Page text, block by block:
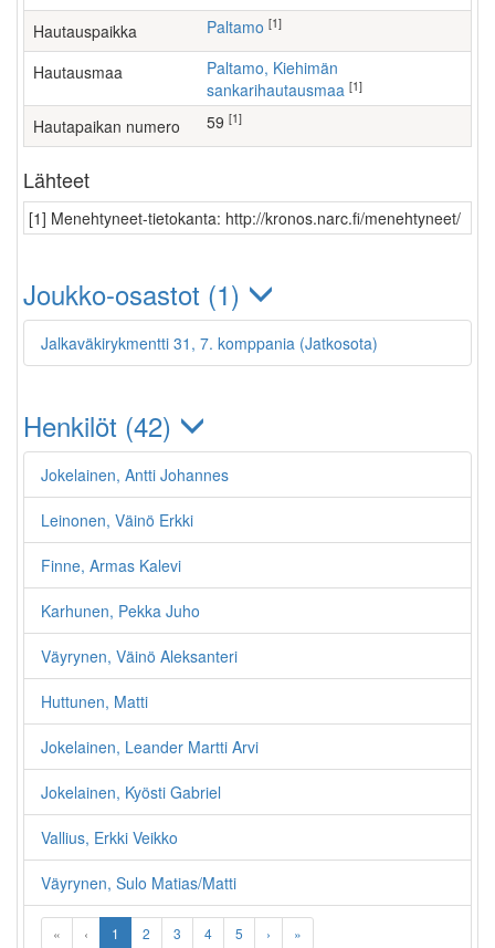
Hautauspaikka Paltamo [1]
Hautausmaa
Paltamo, Kiehimän
sankarihautausmaa [1]
Hautapaikan numero 59 [1]
Lähteet
[1] Menehtyneet-tietokanta: http://kronos.narc.fi/menehtyneet/
Joukko-osastot (1)
Jalkaväkirykmentti 31, 7. komppania (Jatkosota)
Henkilöt (42)
Jokelainen, Antti Johannes
Leinonen, Väinö Erkki
Finne, Armas Kalevi
Karhunen, Pekka Juho
Väyrynen, Väinö Aleksanteri
Huttunen, Matti
Jokelainen, Leander Martti Arvi
Jokelainen, Kyösti Gabriel
Vallius, Erkki Veikko
Väyrynen, Sulo Matias/Matti
« ‹ 1 2 3 4 5 › »